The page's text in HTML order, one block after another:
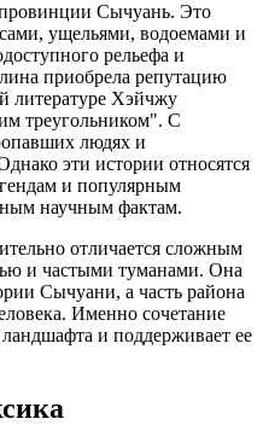
Сычуань. Это
ущельями, водоемами и
рельефа и
приобрела репутацию
литературе Хэйчжу
треугольником". С
людях и
эти истории относятся
и популярным
научным фактам.
отличается сложным
и частыми туманами. Она
Сычуани, а часть района
Именно сочетание
и поддерживает ее